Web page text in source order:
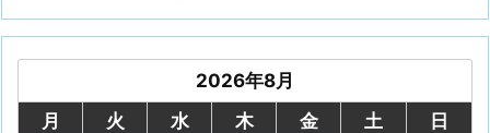
2026年8月
月
火 水 木 金 土 日